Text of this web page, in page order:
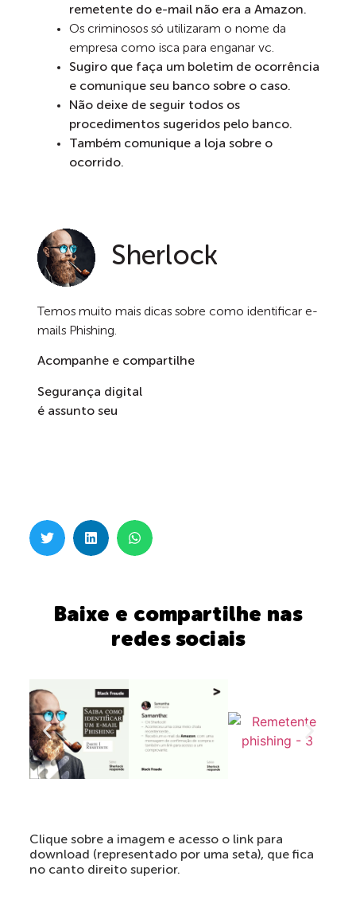
remetente do e-mail não era a Amazon.
Os criminosos só utilizaram o nome da
empresa como isca para enganar vc.
Sugiro que faça um boletim de ocorrência
e comunique seu banco sobre o caso.
Não deixe de seguir todos os
procedimentos sugeridos pelo banco.
Também comunique a loja sobre o
ocorrido.
Sherlock
Temos muito mais dicas sobre como identificar e-
mails Phishing.
Acompanhe e compartilhe
Segurança digital
é assunto seu
Baixe e compartilhe nas
redes sociais
Clique sobre a imagem e acesso o link para
download (representado por uma seta), que fica
no canto direito superior.